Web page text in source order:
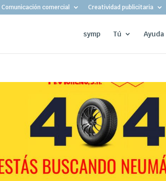
Comunicación comercial Creatividad publicitaria
symp Tú Ayuda